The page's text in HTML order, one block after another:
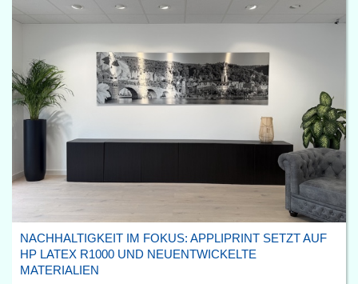
NACHHALTIGKEIT IM FOKUS: APPLIPRINT SETZT AUF
HP LATEX R1000 UND NEUENTWICKELTE
MATERIALIEN